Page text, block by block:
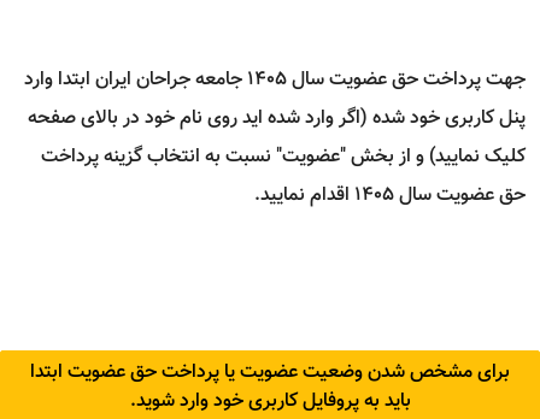
جهت پرداخت حق عضویت سال 1405 جامعه جراحان ایران ابتدا وارد
پنل کاربری خود شده (اگر وارد شده اید روی نام خود در بالای صفحه
کلیک نمایید) و از بخش "عضویت" نسبت به انتخاب گزینه پرداخت
حق عضویت سال 1405 اقدام نمایید.
برای مشخص شدن وضعیت عضویت یا پرداخت حق عضویت ابتدا
باید به پروفایل کاربری خود وارد شوید.